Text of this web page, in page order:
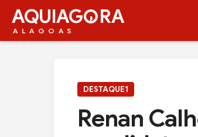
AQUIAG RA
ALAGOAS
DESTAQUE1
Renan